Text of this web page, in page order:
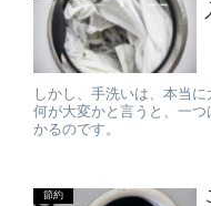
しかし、手洗いは、本当
何が大変かと言うと、一
かるのです。
節約